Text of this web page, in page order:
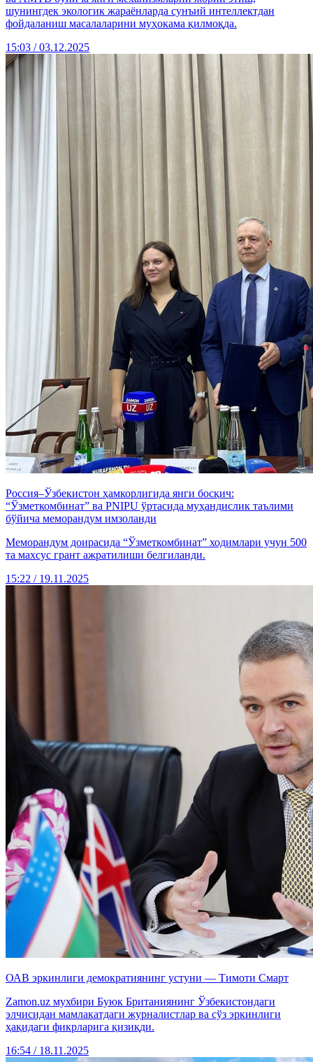
шунингдек экологик жараёнларда сунъий интеллектдан
фойдаланиш масалаларини муҳокама қилмоқда.
15:03 / 03.12.2025
Россия–Ўзбекистон ҳамкорлигида янги босқич:
“Ўзметкомбинат” ва PNIPU ўртасида муҳандислик таълими
бўйича меморандум имзоланди
Меморандум доирасида “Ўзметкомбинат” ходимлари учун 500
та махсус грант ажратилиши белгиланди.
15:22 / 19.11.2025
ОАВ эркинлиги демократиянинг устуни — Тимоти Смарт
Zamon.uz мухбири Буюк Британиянинг Ўзбекистондаги
элчисидан мамлакатдаги журналистлар ва сўз эркинлиги
ҳақидаги фикрларига қизиқди.
16:54 / 18.11.2025